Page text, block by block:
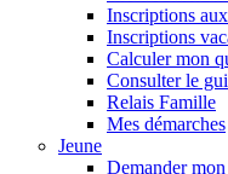
Inscriptions
Inscriptions
Calculer mon
Consulter le
Relais Famille
Mes démarches
Jeune
Demander